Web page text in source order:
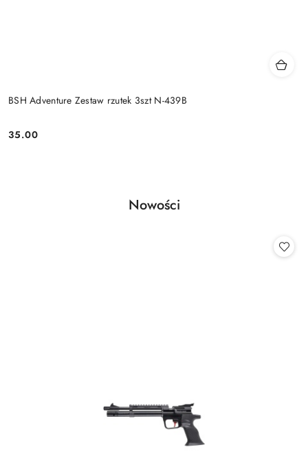
BSH Adventure Zestaw rzutek 3szt N-439B
Cena:
35.00
Pomiń karuzelę produktów
Produkty
Nowości